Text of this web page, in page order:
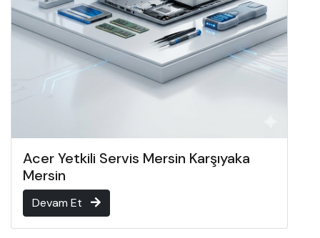
Acer Yetkili Servis Mersin Karşıyaka
Mersin
Devam Et